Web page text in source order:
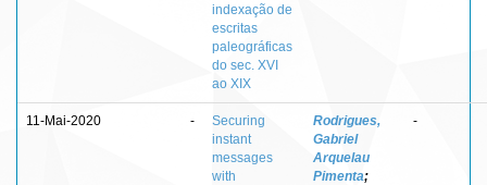
indexação de
escritas
paleográficas
do sec. XVI
ao XIX
11-Mai-2020 -
Securing
instant
messages
with
Rodrigues,
Gabriel
Arquelau
Pimenta;
-